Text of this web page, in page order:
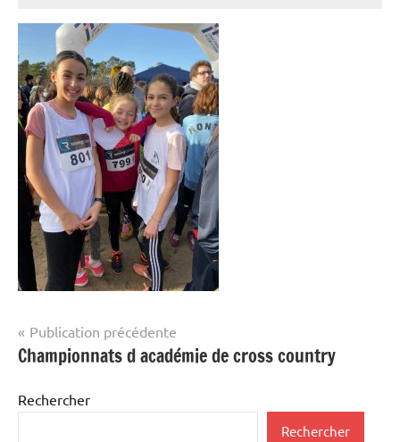
Navigation
de
l’article
Publication précédente
Championnats d académie de cross country
Rechercher
Rechercher